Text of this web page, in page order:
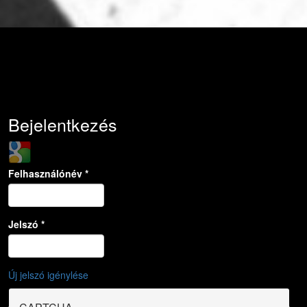
Bejelentkezés
Login with Google
Felhasználónév *
Jelszó *
Új jelszó igénylése